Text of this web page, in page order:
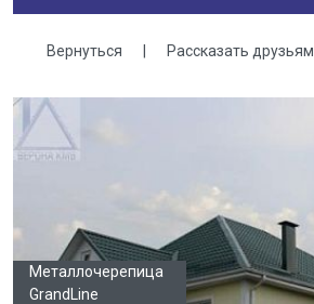
Вернуться | Рассказать друзьям
Галерея
Металлочерепица
GrandLine